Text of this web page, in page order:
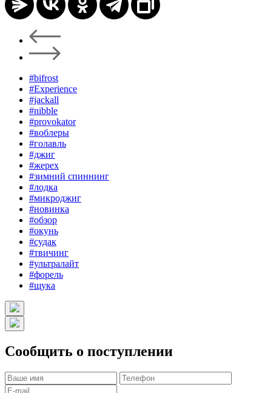
#bifrost
#Experience
#jackall
#nibble
#provokator
#воблеры
#голавль
#джиг
#жерех
#зимний спиннинг
#лодка
#микроджиг
#новинка
#обзор
#окунь
#судак
#твичинг
#ультралайт
#форель
#щука
Сообщить о поступлении